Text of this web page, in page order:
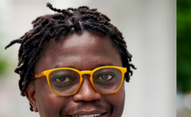
Expertises
Discours sur la ville et représentations
Mosquées, formes et usages au Canada
Reconnaissance et représentations des
communautés immigrantes dans l'espace
urbain
Design architectural et urbain
Patrimoine et patrimonialisation
Études postcoloniales et décolonisation des
savoirs